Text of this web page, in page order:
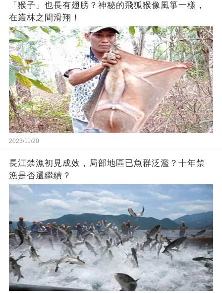
「猴子」也長有翅膀？神秘的飛狐猴像風箏一樣，
在叢林之間滑翔！
2023/11/20
長江禁漁初見成效，局部地區已魚群泛濫？十年禁
漁是否還繼續？